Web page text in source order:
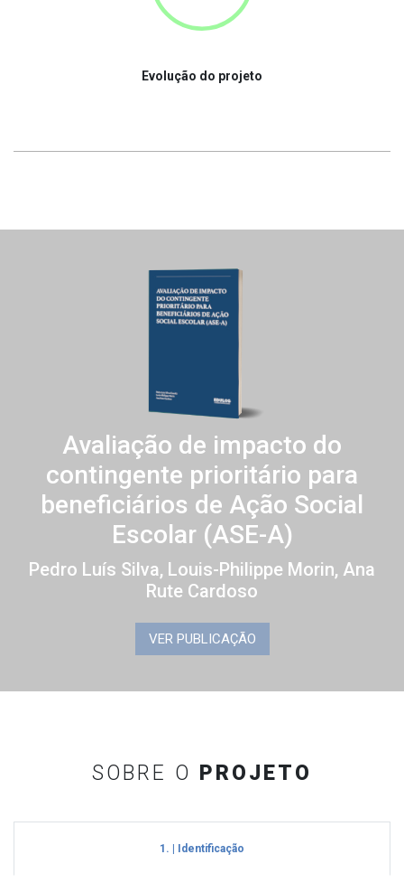
Evolução do projeto
Avaliação de impacto do
contingente prioritário para
beneficiários de Ação Social
Escolar (ASE-A)
Pedro Luís Silva, Louis-Philippe Morin, Ana
Rute Cardoso
VER PUBLICAÇÃO
SOBRE O PROJETO
1. | Identificação